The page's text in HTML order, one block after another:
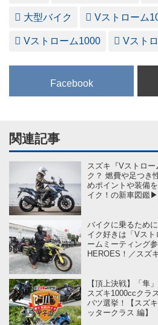
大型バイク Vストローム
Vストローム1000 Vスト
Facebook
関連記事
スズキ『Vストロ
ク？ 燃費や足つき
めポイントや装備
イク！の新車図鑑
バイクに乗るため
イク好きは「Vスト
ームミーティング
HEROES！／スズ
【頂上決戦】「隼
スズキ1000ccクラ
バツ選挙！【スズ
ッタークラス 編】